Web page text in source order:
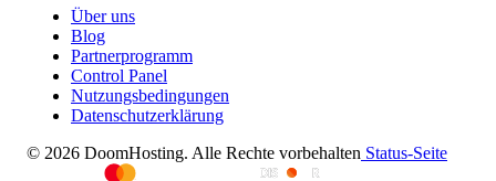
Über uns
Blog
Partnerprogramm
Control Panel
Nutzungsbedingungen
Datenschutzerklärung
© 2026 DoomHosting. Alle Rechte vorbehalten Status-Seite